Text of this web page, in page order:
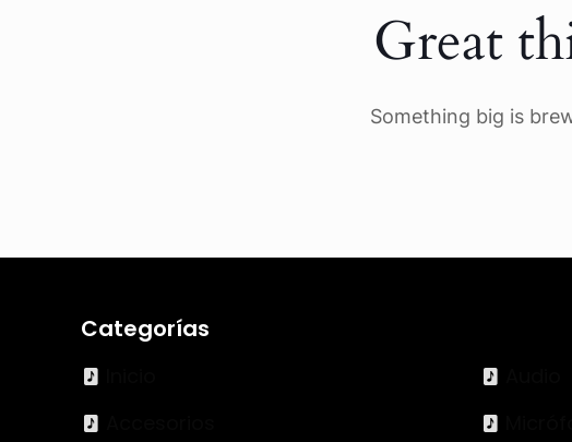
Great
Something big is
Categorías